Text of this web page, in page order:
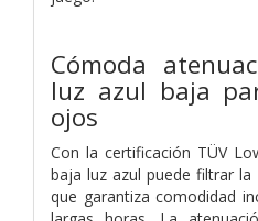
Cómoda
luz azul baja
ojos
Con la certificación TÜV
baja luz azul puede filtrar
que garantiza comodidad